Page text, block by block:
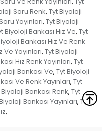
Soru Renk, Tyt Biyoloji
Yayınları, Tyt Biyoloji
Biyoloji Bankası Hız Ve, Tyt
Bankası Hız Ve Renk
Ve Yayınları, Tyt Biyoloji
Hız Renk Yayınları, Tyt
Bankası Ve, Tyt Biyoloji
Ve Renk Yayınları, Tyt
Biyoloji Bankası Renk, Tyt
Bankası Yayınları, Tyt
,